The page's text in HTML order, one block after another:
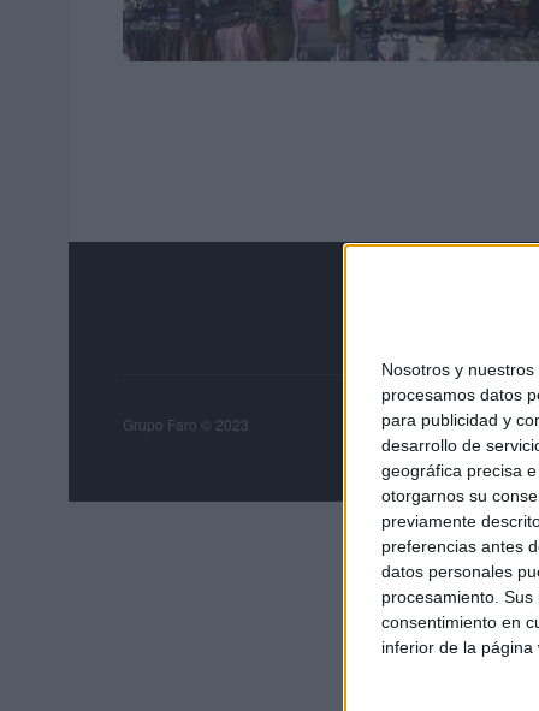
Nosotros y
procesamos datos
para publicidad y
desarrollo de
geográfica precisa
otorgarnos su
previamente
preferencias antes
datos personales
procesamiento.
consentimiento en
inferior de la página
Grupo Faro
Grupo Faro © 2023